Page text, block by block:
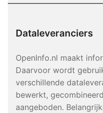
Dataleveranciers
OpenInfo.nl maakt
Daarvoor wordt
verschillende
bewerkt,
aangeboden.